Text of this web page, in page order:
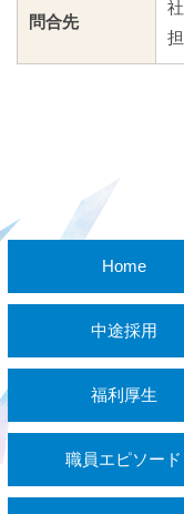
問合先
Home
中途採用
福利厚生
職員エピソード